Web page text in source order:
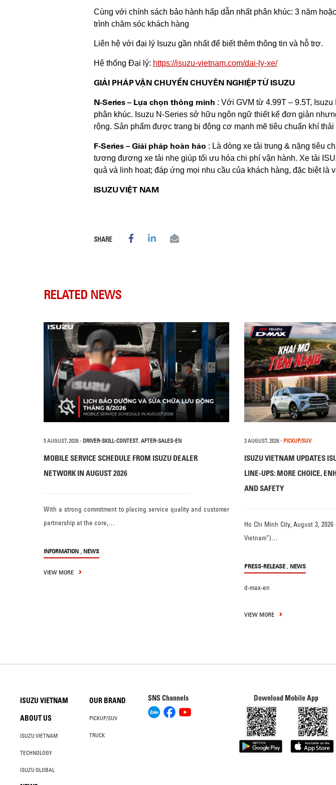
Cùng với chính sách bảo hành hấp dẫn nhất phân khúc: 3 năm
trình chăm sóc khách hàng
Liên hệ với đại lý Isuzu gần nhất để biết thêm thông tin và hỗ trợ.
Hệ thống Đại lý: https://isuzu-vietnam.com/dai-ly-xe/
GIẢI PHÁP VẬN CHUYỂN CHUYÊN NGHIỆP TỪ ISUZU
N-Series – Lựa chọn thông minh : Với GVM từ 4.99T – 9.5T,
phân khúc. Isuzu N-Series sở hữu ngôn ngữ thiết kế đơn giản
rộng. Sản phẩm được trang bị động cơ mạnh mẽ tiêu chuẩn khí
F-Series – Giải pháp hoàn hảo : Là dòng xe tải trung & nặng tiêu
tương đương xe tải nhẹ giúp tối ưu hóa chi phí vận hành. Xe tải
quả và linh hoạt; đáp ứng mọi nhu cầu của khách hàng, đặc biệt là
ISUZU VIỆT NAM
SHARE
RELATED NEWS
5 AUGUST, 2026- DRIVER-SKILL-CONTEST, AFTER-SALES-EN
MOBILE SERVICE SCHEDULE FROM ISUZU DEALER
NETWORK IN AUGUST 2026
With a strong commitment to placing service quality and customer
partnership at the core,…
INFORMATION , NEWS
VIEW MORE
3 AUGUST, 2026- PICKUP/SUV
ISUZU VIETNAM UPDATES
LINE-UPS: MORE CHOICE,
AND SAFETY
Ho Chi Minh City, August 3, 2026
Vietnam”)…
PRESS-RELEASE , NEWS
d-max-en
VIEW MORE
ISUZU VIETNAM
ABOUT US
ISUZU VIETNAM
TECHNOLOGY
ISUZU GLOBAL
OUR BRAND
PICKUP/SUV
TRUCK
SNS Channels Download Mobile App